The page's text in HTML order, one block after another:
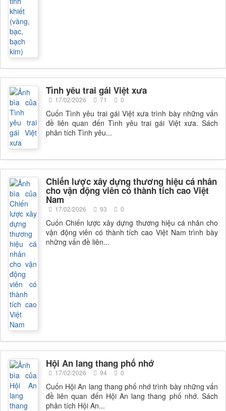
Tình yêu trai gái Việt xưa
17/02/2026 71 0
Cuốn Tình yêu trai gái Việt xưa trình bày những vấn
đề liên quan đến Tình yêu trai gái Việt xưa. Sách
phân tích Tình yêu...
Chiến lược xây dựng thương hiệu cá nhân
cho vận động viên có thành tích cao Việt
Nam
17/02/2026 93 0
Cuốn Chiến lược xây dựng thương hiệu cá nhân cho
vận động viên có thành tích cao Việt Nam trình bày
những vấn đề liên...
Hội An lang thang phố nhớ
17/02/2026 94 0
Cuốn Hội An lang thang phố nhớ trình bày những vấn
đề liên quan đến Hội An lang thang phố nhớ. Sách
phân tích Hội An...